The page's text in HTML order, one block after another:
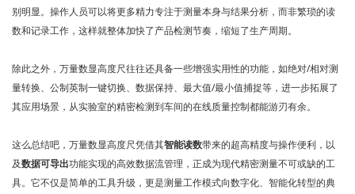
别明显。操作人员可以将更多精力专注于测量本身与结果分析，而非繁琐的读
数和记录工作，这样就整体加快了产品检测节奏，缩短了生产周期。
除此之外，万量数显高度尺往往还具备一些增强实用性的功能，如绝对/相对测
量转换、公制英制一键切换、数据保持、最大值/最小值捕捉等，进一步拓展了
其应用场景，从实验室的精密检测到车间的在线质量控制都能游刃有余。
这么总结吧，万量数显高度尺凭借其智能读数带来的超高精度与操作便利，以
及数据可导出功能实现的高效数据流管理，正成为现代精密测量不可或缺的工
具。它不仅是简单的工具升级，更是测量工作模式向数字化、智能化转型的典